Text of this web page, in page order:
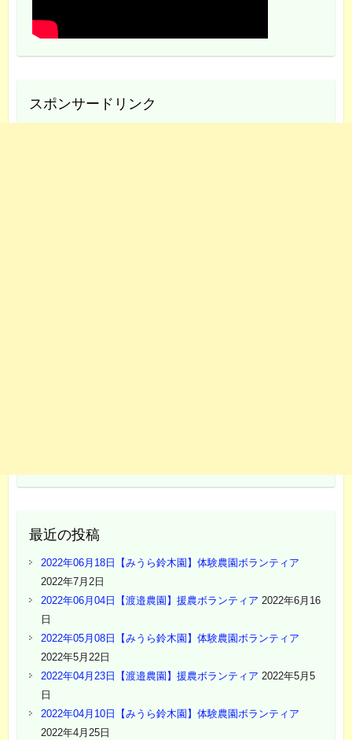
スポンサードリンク
最近の投稿
2022年06月18日【みうら鈴木園】体験農園ボランティア
2022年7月2日
2022年06月04日【渡邉農園】援農ボランティア 2022年6月16
日
2022年05月08日【みうら鈴木園】体験農園ボランティア
2022年5月22日
2022年04月23日【渡邉農園】援農ボランティア 2022年5月5
日
2022年04月10日【みうら鈴木園】体験農園ボランティア
2022年4月25日